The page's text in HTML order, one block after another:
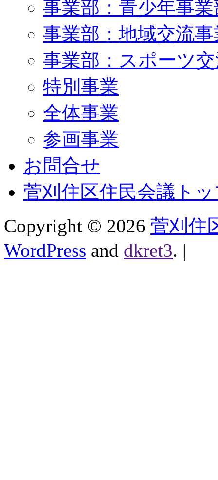
事業部：青少年事業
事業部：地域交流
事業部：スポーツ
特別事業
全体事業
参画事業
お問合せ
菅刈住区住民会議ト
Copyright © 2026 菅刈住
WordPress and dkret3. |